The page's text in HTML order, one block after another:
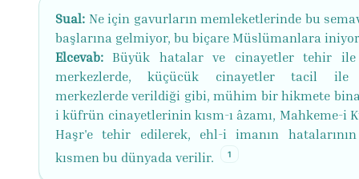
Sual: Ne için gavurların memleketlerinde bu
başlarına gelmiyor, bu biçare Müslümanlara
Elcevab: Büyük hatalar ve cinayetler tehir ile
merkezlerde, küçücük cinayetler tacil ile
merkezlerde verildiği gibi, mühim bir hikmete
i küfrün cinayetlerinin kısm-ı âzamı, Mahkeme-i
Haşr'e tehir edilerek, ehl-i imanın hatalarının
kısmen bu dünyada verilir.
1